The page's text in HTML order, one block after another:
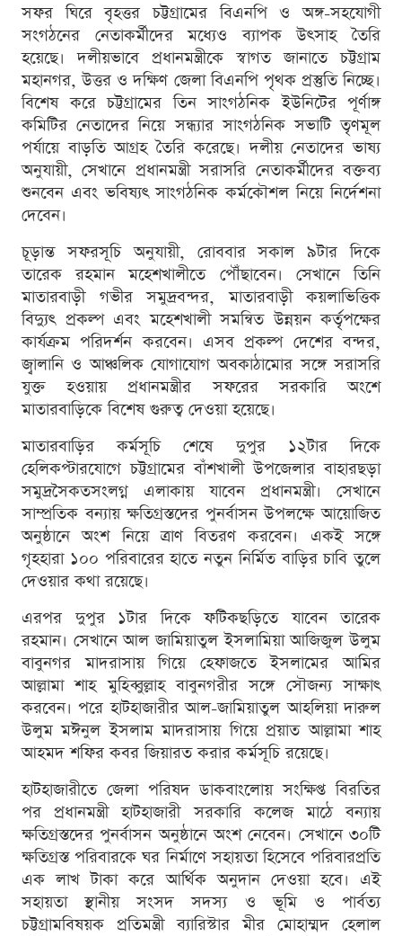
সফর ঘিরে বৃহত্তর চট্টগ্রামের বিএনপি ও অঙ্গ-সহযোগী
সংগঠনের নেতাকর্মীদের মধ্যেও ব্যাপক উৎসাহ তৈরি
হয়েছে। দলীয়ভাবে প্রধানমন্ত্রীকে স্বাগত জানাতে চট্টগ্রাম
মহানগর, উত্তর ও দক্ষিণ জেলা বিএনপি পৃথক প্রস্তুতি নিচ্ছে।
বিশেষ করে চট্টগ্রামের তিন সাংগঠনিক ইউনিটের পূর্ণাঙ্গ
কমিটির নেতাদের নিয়ে সন্ধ্যার সাংগঠনিক সভাটি তৃণমূল
পর্যায়ে বাড়তি আগ্রহ তৈরি করেছে। দলীয় নেতাদের ভাষ্য
অনুযায়ী, সেখানে প্রধানমন্ত্রী সরাসরি নেতাকর্মীদের বক্তব্য
শুনবেন এবং ভবিষ্যৎ সাংগঠনিক কর্মকৌশল নিয়ে নির্দেশনা
দেবেন।
চূড়ান্ত সফরসূচি অনুযায়ী, রোববার সকাল ৯টার দিকে
তারেক রহমান মহেশখালীতে পৌঁছাবেন। সেখানে তিনি
মাতারবাড়ী গভীর সমুদ্রবন্দর, মাতারবাড়ী কয়লাভিত্তিক
বিদ্যুৎ প্রকল্প এবং মহেশখালী সমন্বিত উন্নয়ন কর্তৃপক্ষের
কার্যক্রম পরিদর্শন করবেন। এসব প্রকল্প দেশের বন্দর,
জ্বালানি ও আঞ্চলিক যোগাযোগ অবকাঠামোর সঙ্গে সরাসরি
যুক্ত হওয়ায় প্রধানমন্ত্রীর সফরের সরকারি অংশে
মাতারবাড়িকে বিশেষ গুরুত্ব দেওয়া হয়েছে।
মাতারবাড়ির কর্মসূচি শেষে দুপুর ১২টার দিকে
হেলিকপ্টারযোগে চট্টগ্রামের বাঁশখালী উপজেলার বাহারছড়া
সমুদ্রসৈকতসংলগ্ন এলাকায় যাবেন প্রধানমন্ত্রী। সেখানে
সাম্প্রতিক বন্যায় ক্ষতিগ্রস্তদের পুনর্বাসন উপলক্ষে আয়োজিত
অনুষ্ঠানে অংশ নিয়ে ত্রাণ বিতরণ করবেন। একই সঙ্গে
গৃহহারা ১০০ পরিবারের হাতে নতুন নির্মিত বাড়ির চাবি তুলে
দেওয়ার কথা রয়েছে।
এরপর দুপুর ১টার দিকে ফটিকছড়িতে যাবেন তারেক
রহমান। সেখানে আল জামিয়াতুল ইসলামিয়া আজিজুল উলুম
বাবুনগর মাদরাসায় গিয়ে হেফাজতে ইসলামের আমির
আল্লামা শাহ মুহিব্বুল্লাহ বাবুনগরীর সঙ্গে সৌজন্য সাক্ষাৎ
করবেন। পরে হাটহাজারীর আল-জামিয়াতুল আহলিয়া দারুল
উলুম মঈনুল ইসলাম মাদরাসায় গিয়ে প্রয়াত আল্লামা শাহ
আহমদ শফির কবর জিয়ারত করার কর্মসূচি রয়েছে।
হাটহাজারীতে জেলা পরিষদ ডাকবাংলোয় সংক্ষিপ্ত বিরতির
পর প্রধানমন্ত্রী হাটহাজারী সরকারি কলেজ মাঠে বন্যায়
ক্ষতিগ্রস্তদের পুনর্বাসন অনুষ্ঠানে অংশ নেবেন। সেখানে ৩০টি
ক্ষতিগ্রস্ত পরিবারকে ঘর নির্মাণে সহায়তা হিসেবে পরিবারপ্রতি
এক লাখ টাকা করে আর্থিক অনুদান দেওয়া হবে। এই
সহায়তা স্থানীয় সংসদ সদস্য ও ভূমি ও পার্বত্য
চট্টগ্রামবিষয়ক প্রতিমন্ত্রী ব্যারিস্টার মীর মোহাম্মদ হেলাল